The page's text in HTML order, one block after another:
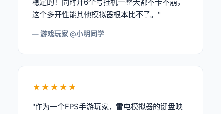
稳定的！同时开6个号挂机一整天都不卡不崩，
这个多开性能其他模拟器根本比不了。"
— 游戏玩家 @小明同学
★★★★★
"作为一个FPS手游玩家，雷电模拟器的键盘映